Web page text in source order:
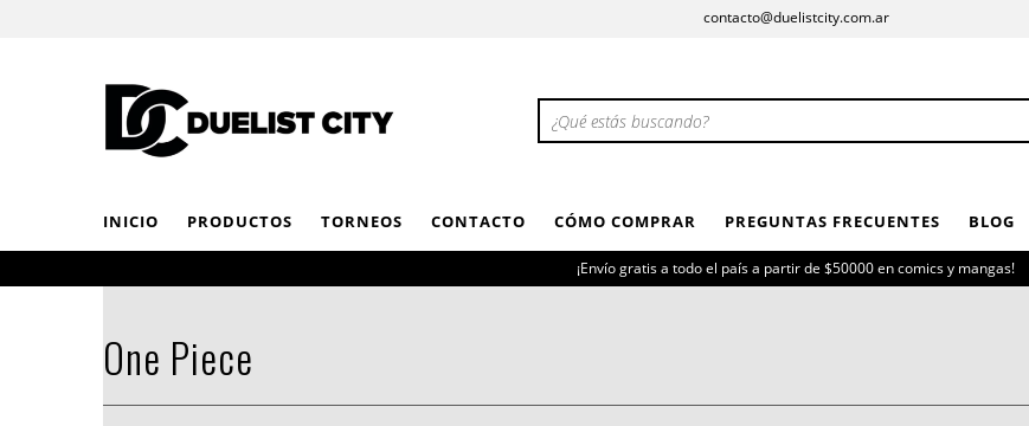
contacto@duelistcity.com.ar
INICIO PRODUCTOS TORNEOS CONTACTO CÓMO COMPRAR PREGUNTAS FRECUENTES BLOG
¡Envío gratis a todo el país a partir de $50000 en comics y mangas!
One Piece